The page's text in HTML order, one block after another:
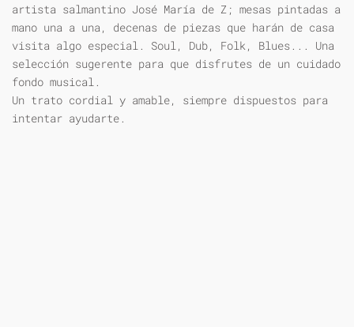
artista salmantino José María de Z; mesas pintadas a
mano una a una, decenas de piezas que harán de casa
visita algo especial. Soul, Dub, Folk, Blues... Una
selección sugerente para que disfrutes de un cuidado
fondo musical.
Un trato cordial y amable, siempre dispuestos para
intentar ayudarte.